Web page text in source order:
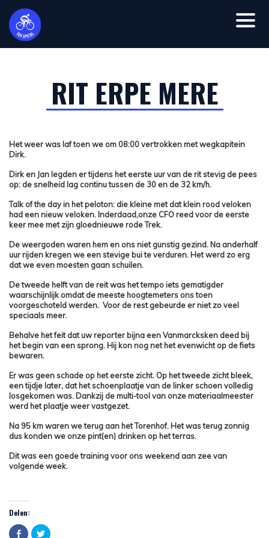
RIT ERPE MERE
Het weer was laf toen we om 08:00 vertrokken met wegkapitein
Dirk.
Dirk en Jan legden er tijdens het eerste uur van de rit stevig de pees
op: de snelheid lag continu tussen de 30 en de 32 km/h.
Talk of the day in het peloton: die kleine met dat klein rood veloken
had een nieuw veloken. Inderdaad,onze CFO reed voor de eerste
keer mee met zijn gloednieuwe rode Trek.
De weergoden waren hem en ons niet gunstig gezind. Na anderhalf
uur rijden kregen we een stevige bui te verduren. Het werd zo erg
dat we even moesten gaan schuilen.
De tweede helft van de reit was het tempo iets gematigder
waarschijnlijk omdat de meeste hoogtemeters ons toen
voorgeschoteld werden. Voor de rest gebeurde er niet zo veel
speciaals meer.
Behalve het feit dat uw reporter bijna een Vanmarcksken deed bij
het begin van een sprong. Hij kon nog net het evenwicht op de fiets
bewaren.
Er was geen schade op het eerste zicht. Op het tweede zicht bleek,
een tijdje later, dat het schoenplaatje van de linker schoen volledig
losgekomen was. Dankzij de multi-tool van onze materiaalmeester
werd het plaatje weer vastgezet.
Na 95 km waren we terug aan het Torenhof. Het was terug zonnig
dus konden we onze pint(en) drinken op het terras.
Dit was een goede training voor ons weekend aan zee van
volgende week.
Delen:
Click
Click